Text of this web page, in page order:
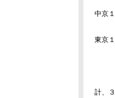
中京
東京
計、